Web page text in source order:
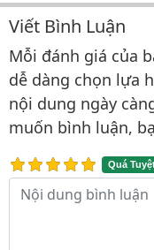
Bình luận
Viết Bình Luận
Mỗi đánh giá của
dễ dàng chọn lựa
nội dung ngày
muốn bình luận,
Quá
Nội dung bình luận